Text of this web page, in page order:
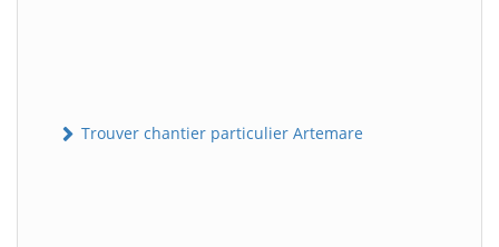
Trouver chantier particulier Artemare